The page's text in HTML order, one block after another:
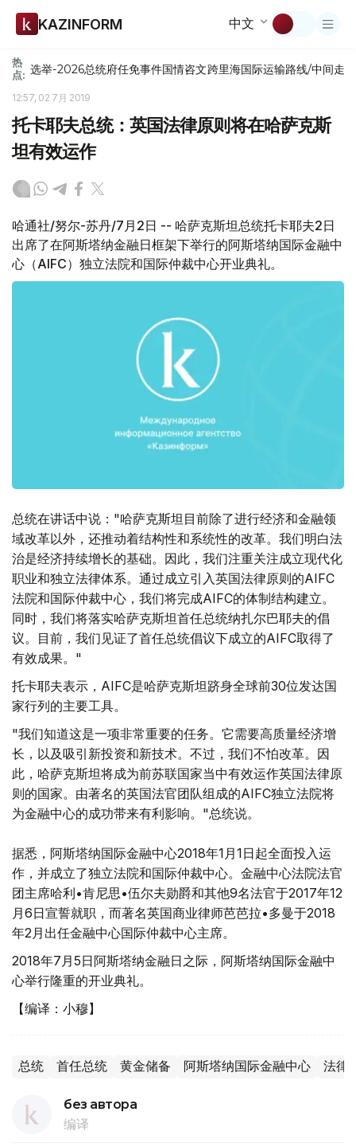
KAZINFORM 中文
热
点: 选举-2026总统府任免事件国情咨文跨里海国际运输路线/中间走廊
12:57, 02 7月 2019
托卡耶夫总统：英国法律原则将在哈萨克斯
坦有效运作
哈通社/努尔-苏丹/7月2日 -- 哈萨克斯坦总统托卡耶夫2日
出席了在阿斯塔纳金融日框架下举行的阿斯塔纳国际金融中
心（AIFC）独立法院和国际仲裁中心开业典礼。
总统在讲话中说："哈萨克斯坦目前除了进行经济和金融领
域改革以外，还推动着结构性和系统性的改革。我们明白法
治是经济持续增长的基础。因此，我们注重关注成立现代化
职业和独立法律体系。通过成立引入英国法律原则的AIFC
法院和国际仲裁中心，我们将完成AIFC的体制结构建立。
同时，我们将落实哈萨克斯坦首任总统纳扎尔巴耶夫的倡
议。目前，我们见证了首任总统倡议下成立的AIFC取得了
有效成果。"
托卡耶夫表示，AIFC是哈萨克斯坦跻身全球前30位发达国
家行列的主要工具。
"我们知道这是一项非常重要的任务。它需要高质量经济增
长，以及吸引新投资和新技术。不过，我们不怕改革。因
此，哈萨克斯坦将成为前苏联国家当中有效运作英国法律原
则的国家。由著名的英国法官团队组成的AIFC独立法院将
为金融中心的成功带来有利影响。"总统说。
据悉，阿斯塔纳国际金融中心2018年1月1日起全面投入运
作，并成立了独立法院和国际仲裁中心。金融中心法院法官
团主席哈利•肯尼思•伍尔夫勋爵和其他9名法官于2017年12
月6日宣誓就职，而著名英国商业律师芭芭拉•多曼于2018
年2月出任金融中心国际仲裁中心主席。
2018年7月5日阿斯塔纳金融日之际，阿斯塔纳国际金融中
心举行隆重的开业典礼。
【编译：小穆】
总统 首任总统 黄金储备 阿斯塔纳国际金融中心 法律
без автора
编译